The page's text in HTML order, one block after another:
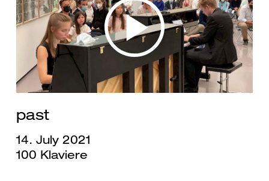
past
14. July 2021
100 Klaviere